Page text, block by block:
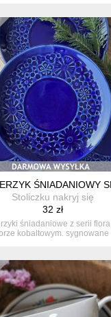
ŚNIADANIOWY
Stoliczku nakryj się
32 zł
śniadaniowe z serii
kobaltowym. sygnowane